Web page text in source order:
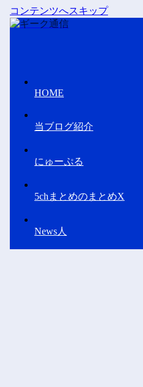
コンテンツへスキップ
HOME
当ブログ紹介
にゅーぷる
5chまとめのまとめX
News人